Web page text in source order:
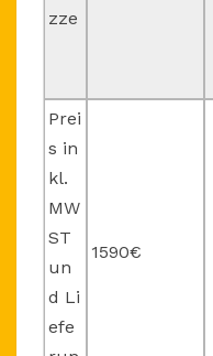
zze
Prei
s in
kl.
MW
ST
un
d Li
efe
1590€